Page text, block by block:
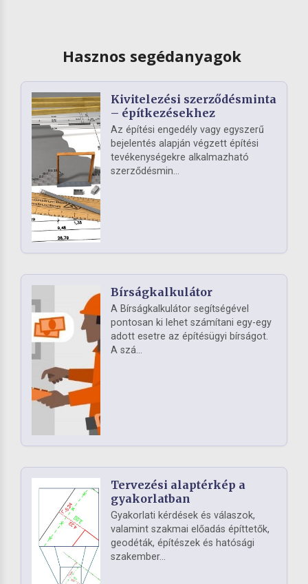
Hasznos segédanyagok
Kivitelezési szerződésminta
– építkezésekhez
Az építési engedély vagy egyszerű
bejelentés alapján végzett építési
tevékenységekre alkalmazható
szerződésmin...
Bírságkalkulátor
A Bírságkalkulátor segítségével
pontosan ki lehet számítani egy-egy
adott esetre az építésügyi bírságot.
A szá...
Tervezési alaptérkép a
gyakorlatban
Gyakorlati kérdések és válaszok,
valamint szakmai előadás építtetők,
geodéták, építészek és hatósági
szakember...